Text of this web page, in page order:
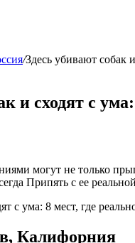
/Здесь убивают собак
и сходят с
могут не только
Припять с ее
Калифорния